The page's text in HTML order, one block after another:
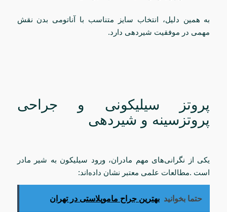
به همین دلیل، انتخاب سایز متناسب با آناتومی بدن نقش
مهمی در موفقیت شیردهی دارد.
پروتز سیلیکونی و جراحی
پروتزسینه و شیردهی
یکی از نگرانی‌های مهم مادران، ورود سیلیکون به شیر مادر
است .مطالعات علمی معتبر نشان داده‌اند:
حتما بخوانید بهترین جراح ماموپلاستی در تهران